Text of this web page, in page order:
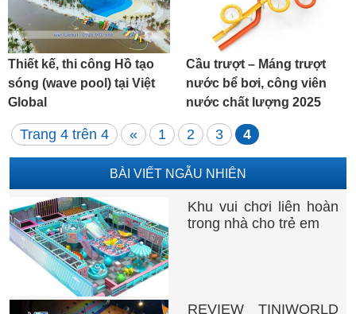
Thiết kế, thi công Hồ tạo
sóng (wave pool) tại Việt
Global
Cầu trượt – Máng trượt
nước bể bơi, công viên
nước chất lượng 2025
Trang 4 trên 4 « 1 2 3 4
BÀI VIẾT NGẪU NHIÊN
Khu vui chơi liên hoàn
trong nhà cho trẻ em
REVIEW TINIWORLD